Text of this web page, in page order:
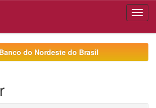
do Nordeste do Brasil